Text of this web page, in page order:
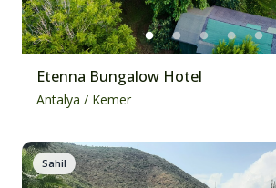
Etenna Bungalow Hotel
Antalya / Kemer
Sahil